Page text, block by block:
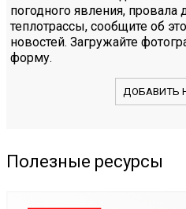
погодного явления,
теплотрассы, сообщите об
новостей. Загружайте
форму.
ДОБАВИТЬ
Полезные ресурсы